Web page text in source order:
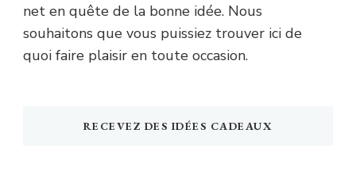
net en quête de la bonne idée. Nous
souhaitons que vous puissiez trouver ici de
quoi faire plaisir en toute occasion.
RECEVEZ DES IDÉES CADEAUX